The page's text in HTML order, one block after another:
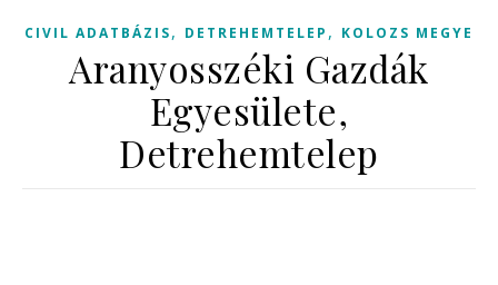
CIVIL ADATBÁZIS, DETREHEMTELEP , KOLOZS MEGYE
Aranyosszéki Gazdák
Egyesülete,
Detrehemtelep